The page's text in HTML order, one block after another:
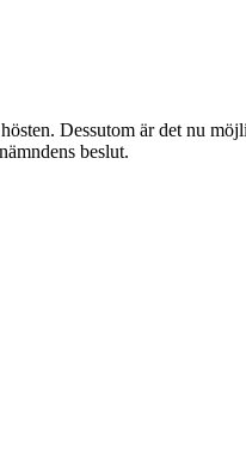
Dessutom är det nu
beslut.